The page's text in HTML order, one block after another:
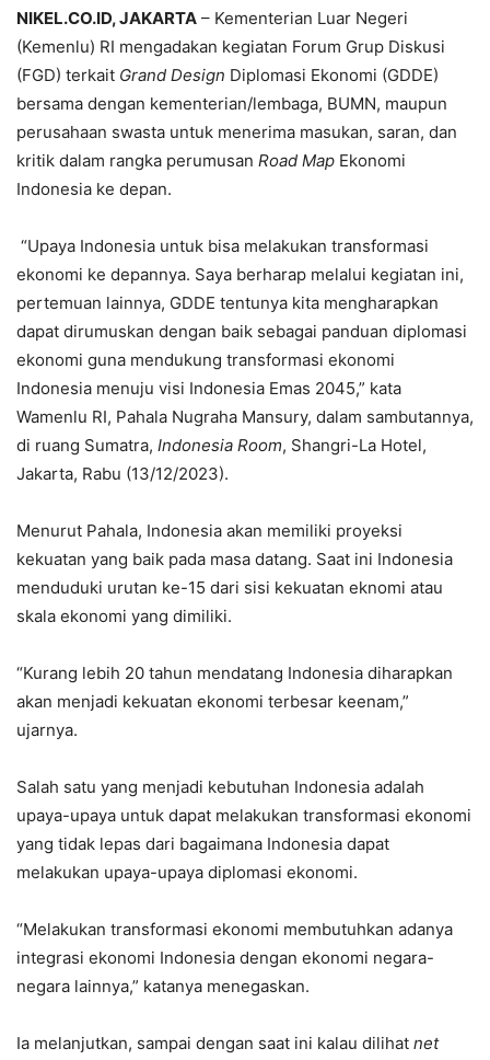
NIKEL.CO.ID, JAKARTA – Kementerian Luar Negeri
(Kemenlu) RI mengadakan kegiatan Forum Grup Diskusi
(FGD) terkait Grand Design Diplomasi Ekonomi (GDDE)
bersama dengan kementerian/lembaga, BUMN, maupun
perusahaan swasta untuk menerima masukan, saran, dan
kritik dalam rangka perumusan Road Map Ekonomi
Indonesia ke depan.
“Upaya Indonesia untuk bisa melakukan transformasi
ekonomi ke depannya. Saya berharap melalui kegiatan ini,
pertemuan lainnya, GDDE tentunya kita mengharapkan
dapat dirumuskan dengan baik sebagai panduan diplomasi
ekonomi guna mendukung transformasi ekonomi
Indonesia menuju visi Indonesia Emas 2045,” kata
Wamenlu RI, Pahala Nugraha Mansury, dalam sambutannya,
di ruang Sumatra, Indonesia Room, Shangri-La Hotel,
Jakarta, Rabu (13/12/2023).
Menurut Pahala, Indonesia akan memiliki proyeksi
kekuatan yang baik pada masa datang. Saat ini Indonesia
menduduki urutan ke-15 dari sisi kekuatan eknomi atau
skala ekonomi yang dimiliki.
“Kurang lebih 20 tahun mendatang Indonesia diharapkan
akan menjadi kekuatan ekonomi terbesar keenam,”
ujarnya.
Salah satu yang menjadi kebutuhan Indonesia adalah
upaya-upaya untuk dapat melakukan transformasi ekonomi
yang tidak lepas dari bagaimana Indonesia dapat
melakukan upaya-upaya diplomasi ekonomi.
“Melakukan transformasi ekonomi membutuhkan adanya
integrasi ekonomi Indonesia dengan ekonomi negara-
negara lainnya,” katanya menegaskan.
Ia melanjutkan, sampai dengan saat ini kalau dilihat net